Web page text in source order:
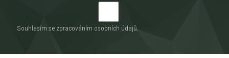
Souhlasím se zpracováním osobních údajů.